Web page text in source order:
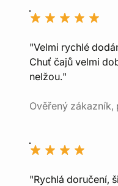
"Velmi rychlé
Chuť čajů velmi
nelžou."
Ověřený zákazník,
"Rychlá doručení,